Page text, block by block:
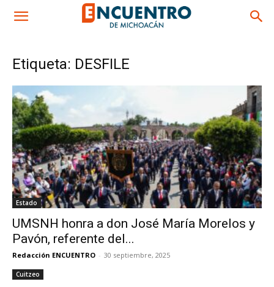
Etiqueta: DESFILE
Estado
UMSNH honra a don José María Morelos y
Pavón, referente del...
Redacción ENCUENTRO - 30 septiembre, 2025
Cuitzeo